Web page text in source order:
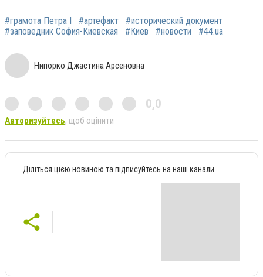
#грамота Петра I #артефакт
#исторический документ
#заповедник София-Киевская
#Киев #новости #44.ua
Нипорко Джастина Арсеновна
0,0
Авторизуйтесь, щоб оцінити
Діліться цією новиною та підписуйтесь на наші канали